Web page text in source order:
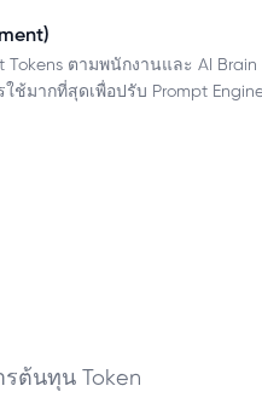
Tokens ตามพนักงานและ AI Brain
ช้มากที่สุดเพื่อปรับ Prompt
รต้นทุน Token